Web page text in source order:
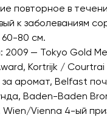
повторное в
к заболеваниям
80 см.
2009 — Tokyo Gold
Kortrijk /
за аромат, Belfast
Baden-Baden
Wien/Vienna 4-ый